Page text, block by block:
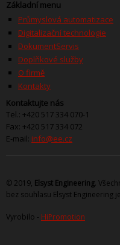
Základní menu
Průmyslová automatizace
Digitalizační technologie
DokumentServis
Doplňkové služby
O firmě
Kontakty
Kontaktujte nás
Tel.: +420 517 334 070-1
Fax: +420 517 334 072
E-mail: info@ee.cz
© 2019, Elsyst Engineering.
bez souhlasu Elsyst Engineering
Vyrobilo - HiPromotion